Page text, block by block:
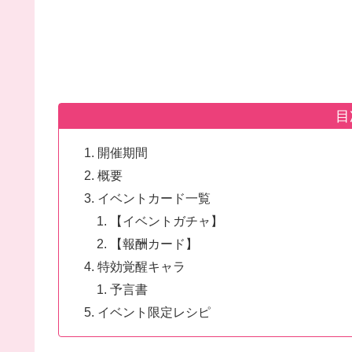
開催期間
概要
イベントカード一覧
【イベントガチャ】
【報酬カード】
特効覚醒キャラ
予言書
イベント限定レシピ